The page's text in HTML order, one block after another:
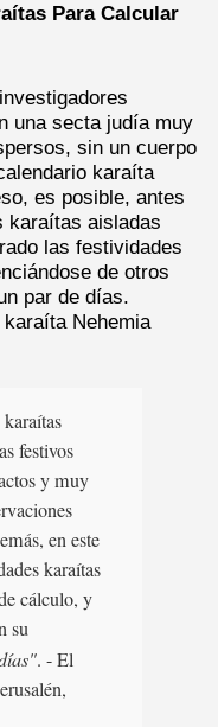
Para Calcular
una secta judía muy
sin un cuerpo
karaíta
es posible, antes
karaítas aisladas
las festividades
de otros
par de días.
Nehemia
festivos
y muy
en este
karaítas
cálculo, y
su
. - El